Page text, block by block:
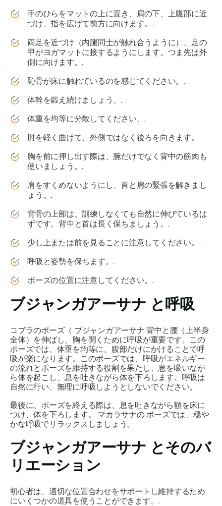
手のひらをマットの上に置き、肩の下、上腹部に近
づけ、指を広げて前方に向けます。.
両足を近づけ（内腿同士が触れ合うように）、足の
甲がヨガマットに接するようにします。つま先は外
側に向けます。.
恥骨が床に触れているのを感じてください。.
体幹を鍛え続けましょう。.
体重を均等に分散してください。.
肘を軽く曲げて、外側ではなく後ろを向きます。.
胸を前に押し出す際は、腕だけでなく背中の筋肉も
使いましょう。.
肩をすくめないようにし、首と肩の緊張を解きまし
ょう。.
背骨の上部は、訓練しなくても自然に伸びているは
ずです。背中と首は長く保ちましょう。.
少し上または前を見ることに注意してください。.
呼吸と姿勢を保ちます。.
ポーズの位置に注意してください。.
ブジャンガアーサナ と呼吸
コブラのポーズ（ ブジャンガアーサナ 背中と腰（上半身
全体）を伸ばし、胸を開くために呼吸が重要です。この
ポーズでは、体重を均等に、腹部だけにかけることで呼
吸が楽になります。このポーズでは、呼吸がエネルギー
の流れとポーズを維持する役割を果たし、息を吸いなが
ら体を起こし、息を吐きながら体を下ろします。呼吸は
自然に行い、無理に呼吸しようとしないでください。
最後に、ポーズを終える際は、息を吐きながら額を床に
つけ、体を下ろします。 マカラサナのポーズでは、穏や
かな呼吸でリラックスしましょう。
ブジャンガアーサナ とそのバ
リエーション
初心者は、適切な位置合わせをサポートし維持するため
にいくつかの道具を使うことができます。.